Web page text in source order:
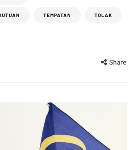
TEMPATAN TOLAK
Share